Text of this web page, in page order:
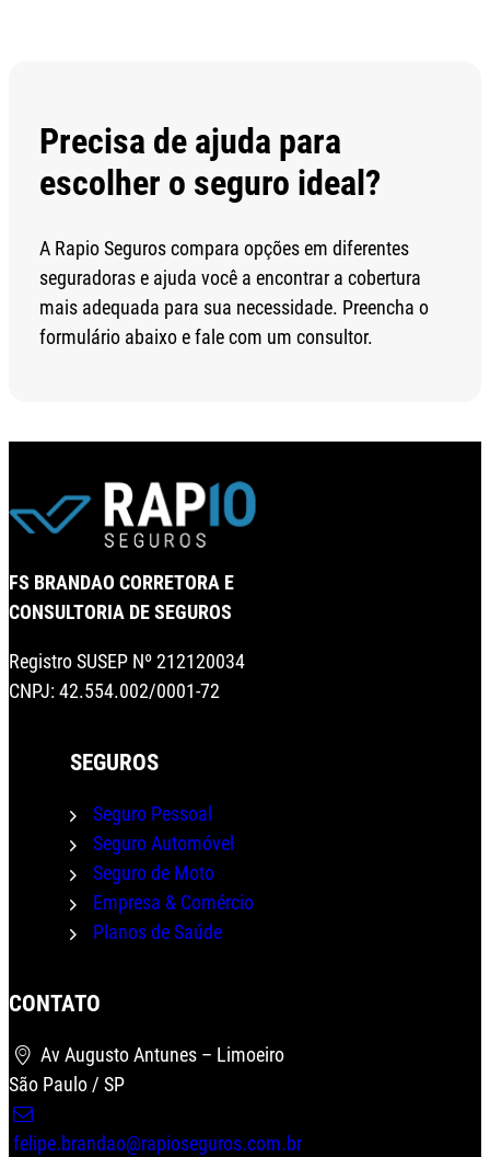
Precisa de ajuda para
escolher o seguro ideal?
A Rapio Seguros compara opções em diferentes
seguradoras e ajuda você a encontrar a cobertura
mais adequada para sua necessidade. Preencha o
formulário abaixo e fale com um consultor.
FS BRANDAO CORRETORA E
CONSULTORIA DE SEGUROS
Registro SUSEP Nº 212120034
CNPJ: 42.554.002/0001-72
SEGUROS
Seguro Pessoal
Seguro Automóvel
Seguro de Moto
Empresa & Comércio
Planos de Saúde
CONTATO
Av Augusto Antunes – Limoeiro
São Paulo / SP
felipe.brandao@rapioseguros.com.br